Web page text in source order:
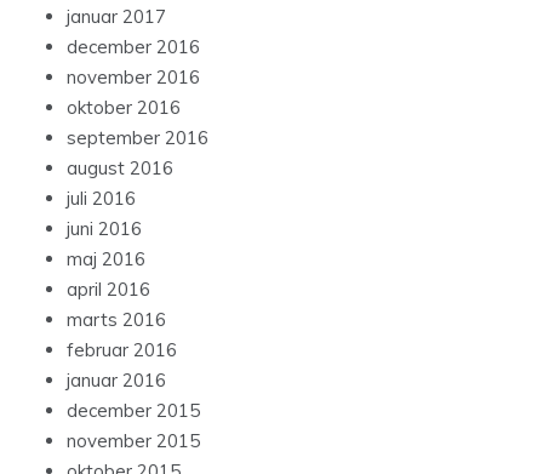
januar 2017
december 2016
november 2016
oktober 2016
september 2016
august 2016
juli 2016
juni 2016
maj 2016
april 2016
marts 2016
februar 2016
januar 2016
december 2015
november 2015